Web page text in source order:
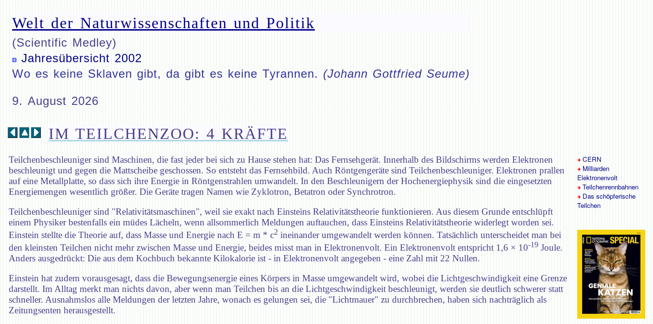
Welt der Naturwissenschaften und Politik
(Scientific Medley)
Jahresübersicht 2002
Wo es keine Sklaven gibt, da gibt es keine Tyrannen. (Johann Gottfried Seume)
9. August 2026
IM TEILCHENZOO: 4 KRÄFTE
Teilchenbeschleuniger sind Maschinen, die fast jeder bei sich zu Hause stehen hat: Das Fernsehgerät. Innerhalb des Bildschirms werden Elektronen
beschleunigt und gegen die Mattscheibe geschossen. So entsteht das Fernsehbild. Auch Röntgengeräte sind Teilchenbeschleuniger. Elektronen prallen
auf eine Metallplatte, so dass sich ihre Energie in Röntgenstrahlen umwandelt. In den Beschleunigern der Hochenergiephysik sind die eingesetzten
Energiemengen wesentlich größer. Die Geräte tragen Namen wie Zyklotron, Betatron oder Synchrotron.
Teilchenbeschleuniger sind "Relativitätsmaschinen", weil sie exakt nach Einsteins Relativitätstheorie funktionieren. Aus diesem Grunde entschlüpft
einem Physiker bestenfalls ein müdes Lächeln, wenn allsommerlich Meldungen auftauchen, dass Einsteins Relativitätstheorie widerlegt worden sei.
Einstein stellte die Theorie auf, dass Masse und Energie nach E = m * c2 ineinander umgewandelt werden können. Tatsächlich unterscheidet man bei
den kleinsten Teilchen nicht mehr zwischen Masse und Energie, beides misst man in Elektronenvolt. Ein Elektronenvolt entspricht 1,6 × 10-19 Joule.
Anders ausgedrückt: Die aus dem Kochbuch bekannte Kilokalorie ist - in Elektronenvolt angegeben - eine Zahl mit 22 Nullen.
Einstein hat zudem vorausgesagt, dass die Bewegungsenergie eines Körpers in Masse umgewandelt wird, wobei die Lichtgeschwindigkeit eine Grenze
darstellt. Im Alltag merkt man nichts davon, aber wenn man Teilchen bis an die Lichtgeschwindigkeit beschleunigt, werden sie deutlich schwerer statt
schneller. Ausnahmslos alle Meldungen der letzten Jahre, wonach es gelungen sei, die "Lichtmauer" zu durchbrechen, haben sich nachträglich als
Zeitungsenten herausgestellt.
CERN
Milliarden
Elektronenvolt
Teilchenrennbahnen
Das schöpferische
Teilchen